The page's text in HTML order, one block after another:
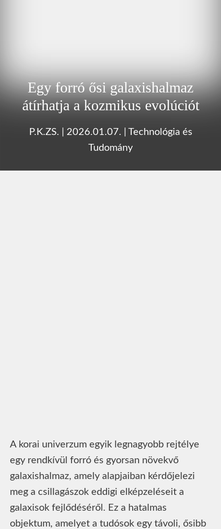
Egy forró ősi galaxishalmaz
átírhatja a kozmikus evolúciót
P.K.ZS. 2026.01.07.
Technológia és
Tudomány
A korai univerzum egyik legnagyobb rejtélye
egy rendkívül forró és gyorsan növekvő
galaxishalmaz, amely alapjaiban kérdőjelezi
meg a csillagászok eddigi elképzeléseit a
galaxisok fejlődéséről. Ez a hatalmas
objektum, amelyet a tudósok egy távoli, ősibb